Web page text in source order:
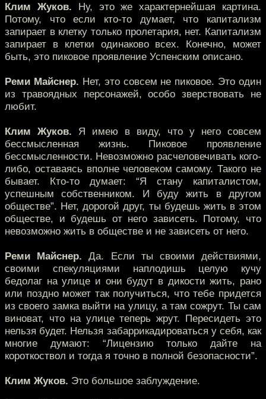
Клим Жуков. Ну, это же характернейшая картина.
Потому, что если кто-то думает, что капитализм
запирает в клетку только пролетария, нет. Капитализм
запирает в клетки одинаково всех. Конечно, может
быть, это пиковое проявление Успенским описано.
Реми Майснер. Нет, это совсем не пиковое. Это один
из травоядных персонажей, особо зверствовать не
любит.
Клим Жуков. Я имею в виду, что у него совсем
бессмысленная жизнь. Пиковое проявление
бессмысленности. Невозможно расчеловечивать кого-
либо, оставаясь вполне человеком самому. Такого не
бывает. Кто-то думает: “Я стану капиталистом,
успешным собственником. И буду жить в другом
обществе”. Нет, дорогой друг, ты будешь жить в этом
обществе, и будешь от него зависеть. Потому, что
невозможно жить в обществе и не зависеть от него.
Реми Майснер. Да. Если ты своими действиями,
своими спекуляциями наплодишь целую кучу
бедолаг на улице и они будут в дикости жить, рано
или поздно может так получиться, что тебе придется
из своего замка выйти на улицу, а там сожрут. Ты сам
виноват, что на улице теперь жрут. Пересидеть это
нельзя будет. Нельзя забаррикадироваться у себя, как
многие думают: “Лицензию только дайте на
короткоствол и тогда я точно в полной безопасности”.
Клим Жуков. Это большое заблуждение.